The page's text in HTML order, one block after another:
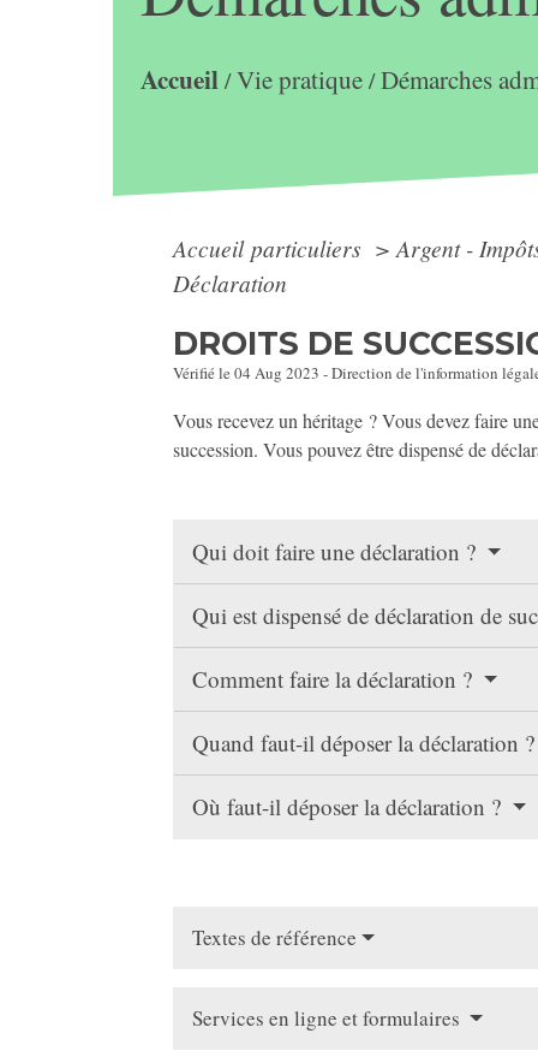
Accueil/Vie pratique/Démarches
Accueil particuliers > Argent -
Déclaration
DROITS DE
Vérifié le 04 Aug 2023 - Direction de l'information
Vous recevez un héritage ? Vous devez faire
succession. Vous pouvez être dispensé de
Qui doit faire une déclaration ?
Qui est dispensé de déclaration de
Comment faire la déclaration ?
Quand faut-il déposer la déclaration ?
Où faut-il déposer la déclaration ?
Textes de référence
Services en ligne et formulaires